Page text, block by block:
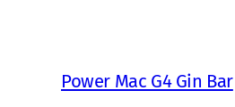
Power Mac G4 Gin Bar